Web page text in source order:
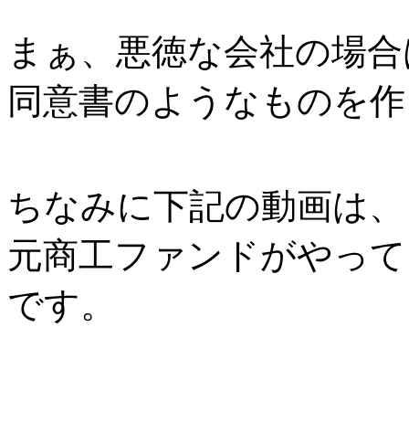
まぁ、悪徳な会社の場
同意書のようなものを
ちなみに下記の動画は、
元商工ファンドがやっ
です。